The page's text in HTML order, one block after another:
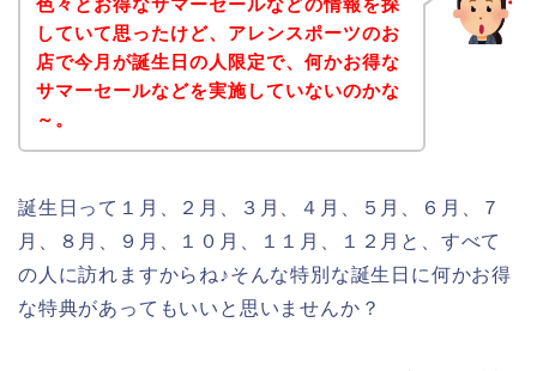
色々とお得なサマーセールなどの情報を探
していて思ったけど、アレンスポーツのお
店で今月が誕生日の人限定で、何かお得な
サマーセールなどを実施していないのかな
～。
誕生日って１月、２月、３月、４月、５月、６月、７
月、８月、９月、１０月、１１月、１２月と、すべて
の人に訪れますからね♪そんな特別な誕生日に何かお得
な特典があってもいいと思いませんか？